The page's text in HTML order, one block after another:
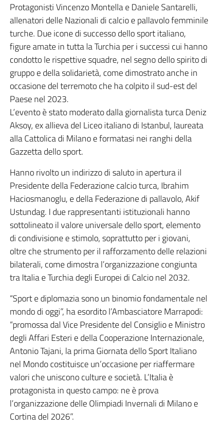
Protagonisti Vincenzo Montella e Daniele Santarelli,
allenatori delle Nazionali di calcio e pallavolo femminile
turche. Due icone di successo dello sport italiano,
figure amate in tutta la Turchia per i successi cui hanno
condotto le rispettive squadre, nel segno dello spirito di
gruppo e della solidarietà, come dimostrato anche in
occasione del terremoto che ha colpito il sud-est del
Paese nel 2023.
L’evento è stato moderato dalla giornalista turca Deniz
Aksoy, ex allieva del Liceo italiano di Istanbul, laureata
alla Cattolica di Milano e formatasi nei ranghi della
Gazzetta dello sport.
Hanno rivolto un indirizzo di saluto in apertura il
Presidente della Federazione calcio turca, Ibrahim
Haciosmanoglu, e della Federazione di pallavolo, Akif
Ustundag. I due rappresentanti istituzionali hanno
sottolineato il valore universale dello sport, elemento
di condivisione e stimolo, soprattutto per i giovani,
oltre che strumento per il rafforzamento delle relazioni
bilaterali, come dimostra l’organizzazione congiunta
tra Italia e Turchia degli Europei di Calcio nel 2032.
“Sport e diplomazia sono un binomio fondamentale nel
mondo di oggi”, ha esordito l’Ambasciatore Marrapodi:
“promossa dal Vice Presidente del Consiglio e Ministro
degli Affari Esteri e della Cooperazione Internazionale,
Antonio Tajani, la prima Giornata dello Sport Italiano
nel Mondo costituisce un’occasione per riaffermare
valori che uniscono culture e società. L’Italia è
protagonista in questo campo: ne è prova
l’organizzazione delle Olimpiadi Invernali di Milano e
Cortina del 2026”.